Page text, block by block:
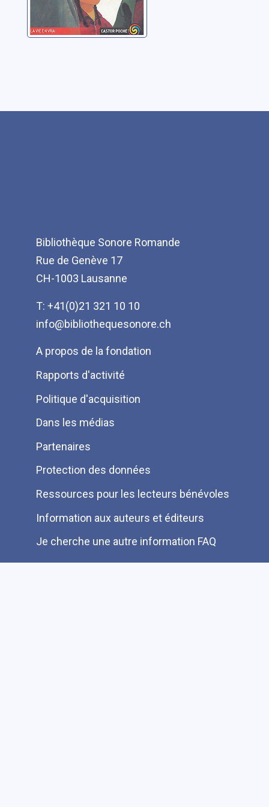
Bibliothèque Sonore Romande
Rue de Genève 17
CH-1003 Lausanne
T: +41(0)21 321 10 10
info@bibliothequesonore.ch
Menu
Pied
de
page
A propos de la fondation
Rapports d'activité
Politique d'acquisition
Dans les médias
Partenaires
Protection des données
Ressources pour les lecteurs bénévoles
Information aux auteurs et éditeurs
Je cherche une autre information FAQ